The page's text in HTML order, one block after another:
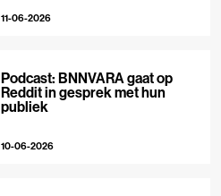
11-06-2026
Podcast: BNNVARA gaat op
Reddit in gesprek met hun
publiek
10-06-2026